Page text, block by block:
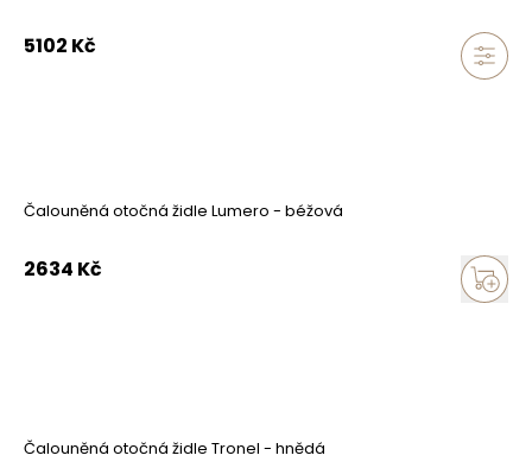
5102 Kč
Čalouněná otočná židle Lumero - béžová
2634 Kč
Čalouněná otočná židle Tronel - hnědá